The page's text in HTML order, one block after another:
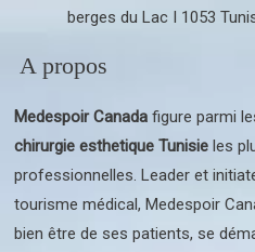
berges du Lac I 1053
A propos
Medespoir Canada figure parmi
chirurgie esthetique Tunisie les
professionnelles. Leader et
tourisme médical, Medespoir
bien être de ses patients, se